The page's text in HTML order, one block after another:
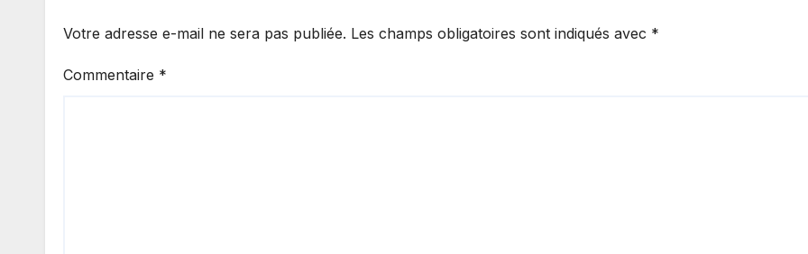
Votre adresse e-mail ne sera pas publiée. Les champs obligatoires sont indiqués avec *
Commentaire *